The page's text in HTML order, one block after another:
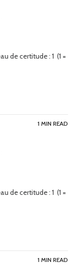
de certitude : 1 (1 =
1 MIN READ
de certitude : 1 (1 =
1 MIN READ